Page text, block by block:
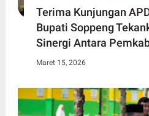
Terima Kunjungan
Bupati Soppeng
Sinergi Antara
Maret 15, 2026